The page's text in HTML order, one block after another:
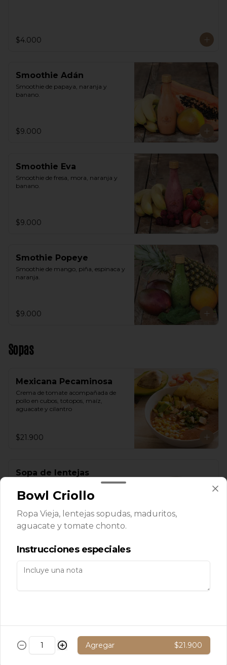
$4.000
Smoothie Adán
Smoothie de papaya, naranja y
banano.
$9.000
Smoothie Eva
Smoothie de fresa, mora, naranja y
banano.
$9.000
Smothie Popeye
Smoothie de mango, piña, espinaca y
naranja.
$9.000
Sopas
Mexicana Pecaminosa
Crema de tomate acompañada de
pollo en cubos, totopos, maíz,
aguacate y cilantro
$21.900
Sopa de lentejas
Sopa de lentejas y mix verduras.
$7.500
Sopa de verduras
Sopa con mix de verduras
Sopa de zanahoria
Bowl Criollo
Ropa Vieja, lentejas sopudas, maduritos,
aguacate y tomate chonto.
Instrucciones especiales
Agregar $21.900